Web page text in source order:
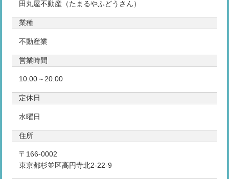
田丸屋不動産（たまるやふどうさん）
業種
不動産業
営業時間
10:00～20:00
定休日
水曜日
住所
〒166-0002
東京都杉並区高円寺北2-22-9